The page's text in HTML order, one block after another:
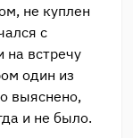
не куплен
с
на встречу
один из
выяснено,
и не было.